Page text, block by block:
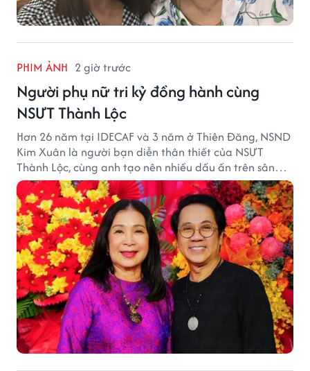
PHIM ẢNH 2 giờ trước
Người phụ nữ tri kỷ đồng hành cùng
NSƯT Thành Lộc
Hơn 26 năm tại IDECAF và 3 năm ở Thiên Đăng, NSND
Kim Xuân là người bạn diễn thân thiết của NSƯT
Thành Lộc, cùng anh tạo nên nhiều dấu ấn trên sân
khấu.